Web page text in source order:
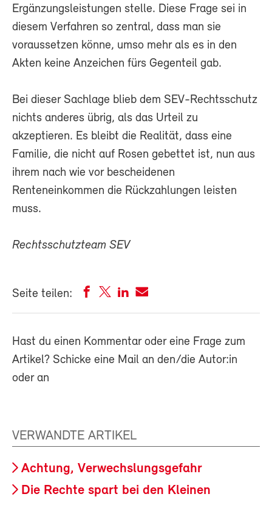
Ergänzungsleistungen stelle. Diese Frage sei in
diesem Verfahren so zentral, dass man sie
voraussetzen könne, umso mehr als es in den
Akten keine Anzeichen fürs Gegenteil gab.
Bei dieser Sachlage blieb dem SEV-Rechtsschutz
nichts anderes übrig, als das Urteil zu
akzeptieren. Es bleibt die Realität, dass eine
Familie, die nicht auf Rosen gebettet ist, nun aus
ihrem nach wie vor bescheidenen
Renteneinkommen die Rückzahlungen leisten
muss.
Rechtsschutzteam SEV
Seite teilen:
Hast du einen Kommentar oder eine Frage zum
Artikel? Schicke eine Mail an den/die Autor:in
oder an
VERWANDTE ARTIKEL
Achtung, Verwechslungsgefahr
Die Rechte spart bei den Kleinen